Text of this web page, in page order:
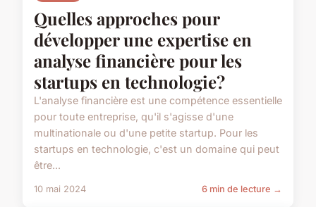
Quelles approches pour
développer une expertise en
analyse financière pour les
startups en technologie?
L'analyse financière est une compétence essentielle
pour toute entreprise, qu'il s'agisse d'une
multinationale ou d'une petite startup. Pour les
startups en technologie, c'est un domaine qui peut
être...
10 mai 2024 6 min de lecture →